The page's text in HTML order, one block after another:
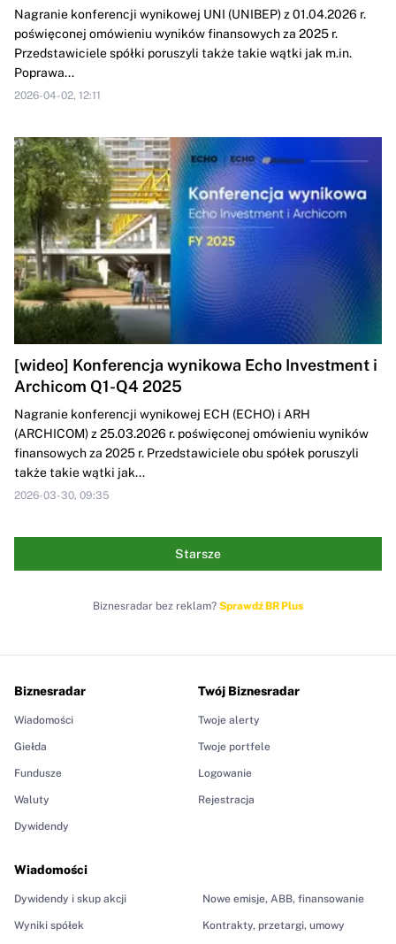
Nagranie konferencji wynikowej UNI (UNIBEP) z 01.04.2026 r.
poświęconej omówieniu wyników finansowych za 2025 r.
Przedstawiciele spółki poruszyli także takie wątki jak m.in.
Poprawa...
2026-04-02, 12:11
[wideo] Konferencja wynikowa Echo Investment i
Archicom Q1-Q4 2025
Nagranie konferencji wynikowej ECH (ECHO) i ARH
(ARCHICOM) z 25.03.2026 r. poświęconej omówieniu wyników
finansowych za 2025 r. Przedstawiciele obu spółek poruszyli
także takie wątki jak...
2026-03-30, 09:35
Starsze
Biznesradar bez reklam? Sprawdź BR Plus
Biznesradar
Wiadomości
Giełda
Fundusze
Waluty
Dywidendy
Wiadomości
Dywidendy i skup akcji
Wyniki spółek
Nowe emisje, ABB, finansowanie
Kontrakty, przetargi, umowy
Twój Biznesradar
Twoje alerty
Twoje portfele
Logowanie
Rejestracja